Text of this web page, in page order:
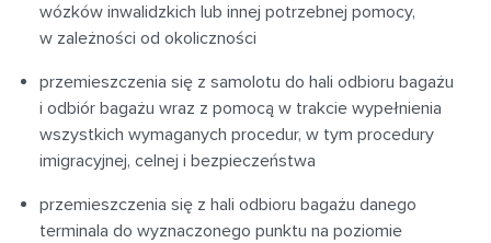
wózków inwalidzkich lub innej potrzebnej pomocy,
w zależności od okoliczności
przemieszczenia się z samolotu do hali odbioru bagażu
i odbiór bagażu wraz z pomocą w trakcie wypełnienia
wszystkich wymaganych procedur, w tym procedury
imigracyjnej, celnej i bezpieczeństwa
przemieszczenia się z hali odbioru bagażu danego
terminala do wyznaczonego punktu na poziomie